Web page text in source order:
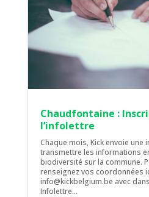
Chaudfontaine :
l’infolettre
Chaque mois, Kick envoie une
transmettre les informations
biodiversité sur la commune.
renseignez vos coordonnées
info@kickbelgium.be avec
Infolettre...